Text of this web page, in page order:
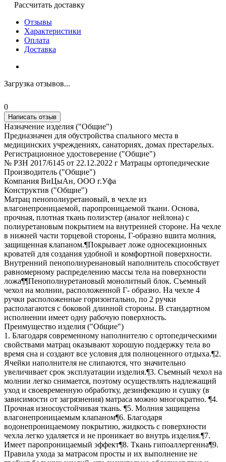
Рассчитать доставку
Отзывы
Характеристики
Оплата
Доставка
Загрузка отзывов...
0
Написать отзыв
Назначение изделия ("Общие")
Предназначен для обустройства спального места в
медицинских учреждениях, санаториях, домах престарелых.
Регистрационное удостоверение ("Общие")
№ РЗН 2017/6145 от 22.12.2022 г Матрацы ортопедические
Производитель ("Общие")
Компания ВиЦыАн, ООО г.Уфа
Конструктив ("Общие")
Матрац пенополиуретановый, в чехле из
влагонепроницаемой, паропроницаемой ткани. Основа,
прочная, плотная ткань полиэстер (аналог нейлона) с
полиуретановым покрытием на внутренней стороне. На чехле
в нижней части торцевой стороны, Г-образно вшита молния,
защищенная клапаном.¶Покрывает ложе односекционных
кроватей для создания удобной и комфортной поверхности.
Внутренний пенополиуренановый наполнитель способствует
равномерному распределению массы тела на поверхности
ложа¶¶Пенополиуретановый монолитный блок. Съемный
чехол на молнии, расположенной Г- образно. На чехле 4
ручки расположенные горизонтально, по 2 ручки
располагаются с боковой длинной стороны. В стандартном
исполнении имеет одну рабочую поверхность.
Преимущество изделия ("Общие")
1. Благодаря современному наполнителю с ортопедическими
свойствами матрац оказывают хорошую поддержку тела во
время сна и создают все условия для полноценного отдыха.¶2.
Ячейки наполнителя не слипаются, что значительно
увеличивает срок эксплуатации изделия.¶3. Съемный чехол на
молнии легко снимается, поэтому осуществлять надлежащий
уход и своевременную обработку, дезинфекцию и сушку (в
зависимости от загрязнения) матраса можно многократно. ¶4.
Прочная износоустойчивая ткань. ¶5. Молния защищена
влагонепроницаемым клапаном¶6. Благодаря
водонепроницаемому покрытию, жидкость с поверхности
чехла легко удаляется и не проникает во внутрь изделия.¶7.
Имеет паропроницаемый эффект¶8. Ткань гипоаллергенна¶9.
Правила ухода за матрасом просты и их выполнение не